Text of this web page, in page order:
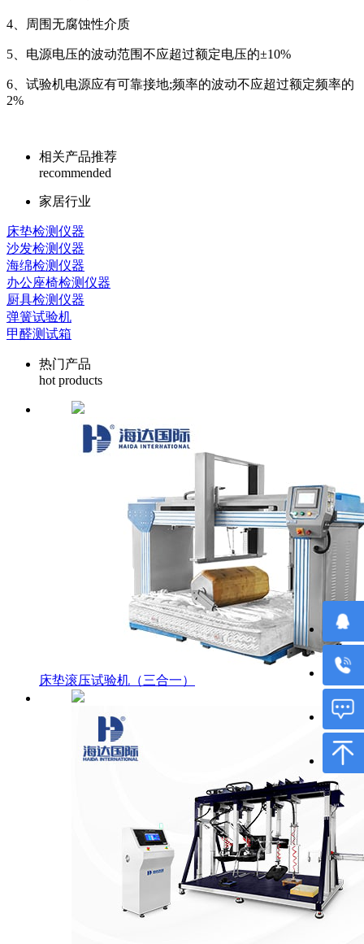
4、 周围无腐蚀性介质
5、 电源电压的波动范围不应超过额定电压的±10%
6、 试验机电源应有可靠接地;频率的波动不应超过额定频率的
2%
相关产品推荐
recommended
家居行业
床垫检测仪器
沙发检测仪器
海绵检测仪器
办公座椅检测仪器
厨具检测仪器
弹簧试验机
甲醛测试箱
热门产品
hot products
床垫滚压试验机（三合一）